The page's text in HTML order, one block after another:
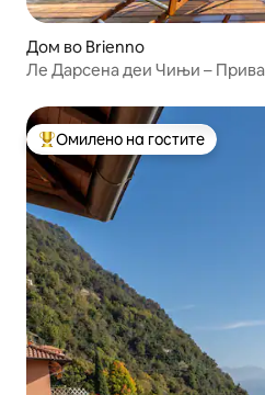
Дом во Brienno
Ле Дарсена деи Чињи –
Меѓу најуспешните „Омилени
Омилено на гостите